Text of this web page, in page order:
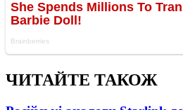
ЧИТАЙТЕ ТАКОЖ